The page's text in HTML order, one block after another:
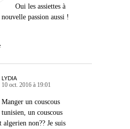
Oui les assiettes à
passion aussi !
LYDIA
10 oct. 2016 à 19:01
Manger un couscous
tunisien, un couscous
non?? Je suis